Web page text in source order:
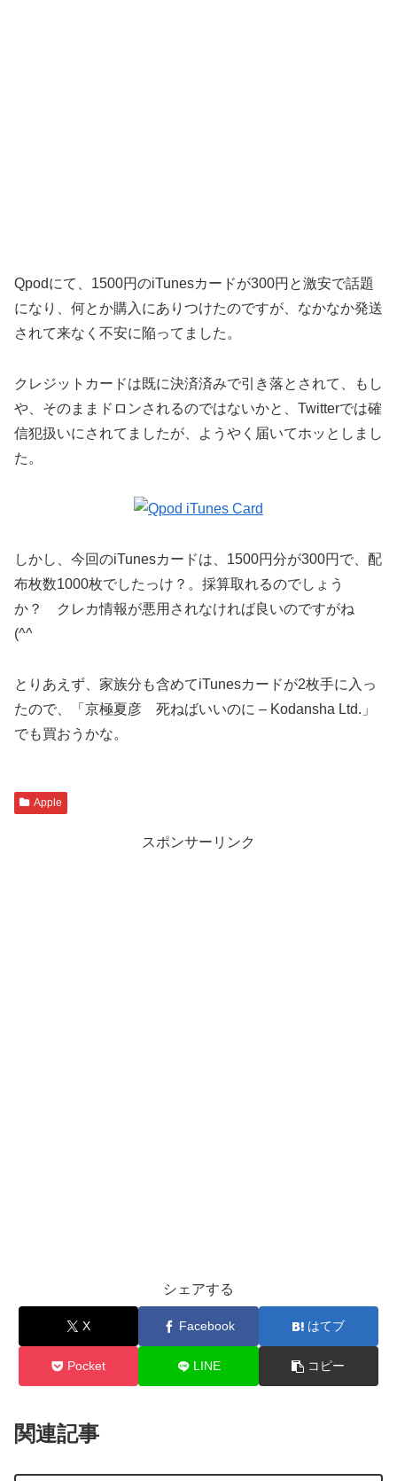
Qpodにて、1500円のiTunesカードが300円と激安で話題
になり、何とか購入にありつけたのですが、なかなか発送
されて来なく不安に陥ってました。
クレジットカードは既に決済済みで引き落とされて、もし
や、そのままドロンされるのではないかと、Twitterでは確
信犯扱いにされてましたが、ようやく届いてホッとしまし
た。
しかし、今回のiTunesカードは、1500円分が300円で、配
布枚数1000枚でしたっけ？。採算取れるのでしょう
か？ クレカ情報が悪用されなければ良いのですがね
(^^ゞ
とりあえず、家族分も含めてiTunesカードが2枚手に入っ
たので、「京極夏彦 死ねばいいのに – Kodansha Ltd.」
でも買おうかな。
Apple
スポンサーリンク
シェアする
X Facebook はてブ
Pocket LINE コピー
関連記事